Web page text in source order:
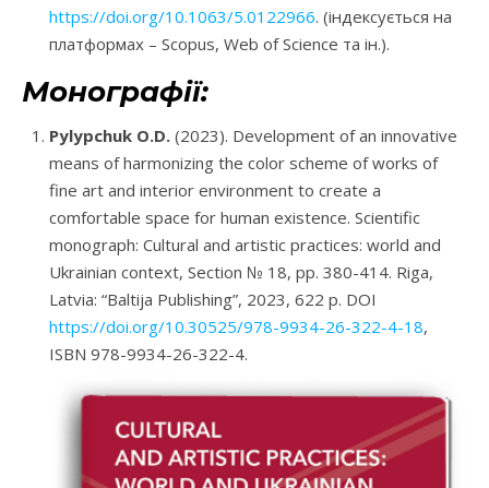
https://doi.org/10.1063/5.0122966. (індексується на
платформах – Scopus, Web of Science та ін.).
Монографії:
Pylypchuk O.D. (2023). Development of an innovative
means of harmonizing the color scheme of works of
fine art and interior environment to create a
comfortable space for human existence. Scientific
monograph: Cultural and artistic practices: world and
Ukrainian context, Section № 18, рр. 380-414. Riga,
Latvia: “Baltija Publishing”, 2023, 622 p. DOI
https://doi.org/10.30525/978-9934-26-322-4-18,
ISBN 978-9934-26-322-4.